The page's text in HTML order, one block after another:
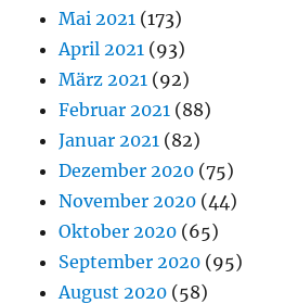
Mai 2021 (173)
April 2021 (93)
März 2021 (92)
Februar 2021 (88)
Januar 2021 (82)
Dezember 2020 (75)
November 2020 (44)
Oktober 2020 (65)
September 2020 (95)
August 2020 (58)